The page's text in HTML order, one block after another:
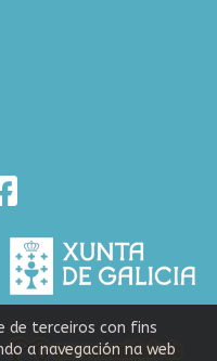
de terceiros con fins
a navegación na web